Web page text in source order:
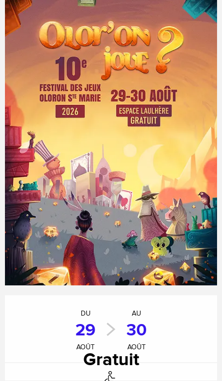
DU
29
AOÛT
AU
30
AOÛT
Gratuit
Accès handicapés